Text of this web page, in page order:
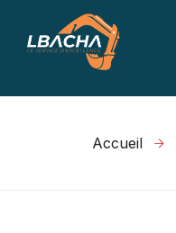
Accueil